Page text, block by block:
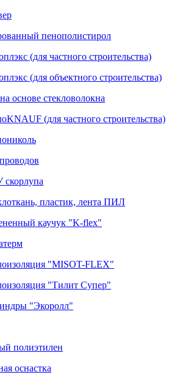
пенополистирол
(для частного строительства)
(для объектного строительства)
основе стекловолокна
(для частного строительства)
пластик, лента ПИЛ
каучук "K-flex"
"MISOT-FLEX"
"Тилит Супер"
"Экоролл"
полиэтилен
оснастка